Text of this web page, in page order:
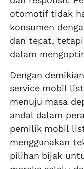
otomotif tidak
konsumen
dan tepat,
dalam
Dengan
service mobil
menuju masa
andal dalam
pemilik mobil
menggunakan
pilihan bijak